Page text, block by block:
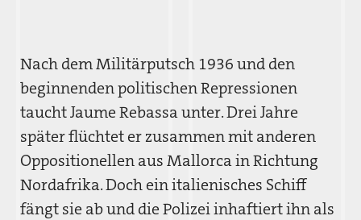
Nach dem Militärputsch 1936 und den
beginnenden politischen Repressionen
taucht Jaume Rebassa unter. Drei Jahre
später flüchtet er zusammen mit anderen
Oppositionellen aus Mallorca in Richtung
Nordafrika. Doch ein italienisches Schiff
fängt sie ab und die Polizei inhaftiert ihn als